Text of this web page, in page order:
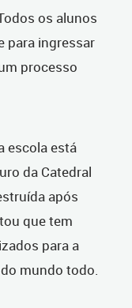
os alunos
para ingressar
processo
escola está
da Catedral
após
que tem
para a
mundo todo.